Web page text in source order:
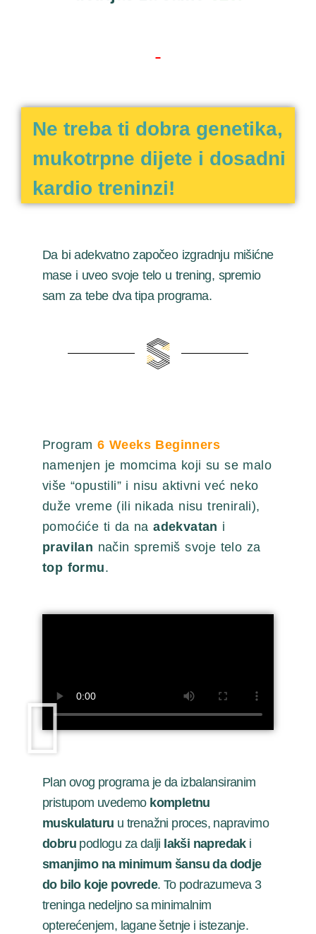
Ne treba ti dobra genetika,
mukotrpne dijete i dosadni
kardio treninzi!
Da bi adekvatno započeo izgradnju mišićne
mase i uveo svoje telo u trening, spremio
sam za tebe dva tipa programa.
Program6 Weeks Beginners
namenjen je momcima koji su se malo
više “opustili” i nisu aktivni već neko
duže vreme (ili nikada nisu trenirali),
pomoćiće ti da naadekvatan i
pravilan način spremiš svoje telo za
top formu.
Plan ovog programa je da izbalansiranim
pristupom uvedemo kompletnu
muskulaturu u trenažni proces, napravimo
dobru podlogu za dalji lakši napredaki
smanjimo na minimum šansu da dodje
do bilo koje povrede. To podrazumeva 3
treninga nedeljno sa minimalnim
opterećenjem, lagane šetnje i istezanje.